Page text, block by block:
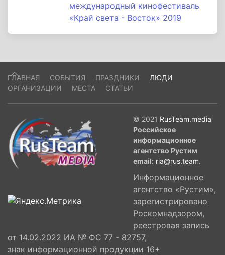
международный кинофестиваль
«Край света - Восток» 2019
ГЛАВНАЯ СОБЫТИЯ ПРАЗДНИКИ
ЛЮДИ
ОРГАНИЗАЦИИ
МЕСТА СТАТЬИ
© 2021 RusTeam.media
Российское
информационное
агентство Рустим
email: ria@rus.team.
Информационное
агентство «Рустим»,
зарегистрировано
Роскомнадзором,
реестровая запись
от 14.02.2022 ИА № ФС 77 - 82757,
знак информационной продукции 16+